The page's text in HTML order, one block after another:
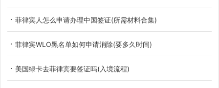
菲律宾人怎么申请办理中国签证(所需材料合集)
菲律宾WLO黑名单如何申请消除(要多久时间)
美国绿卡去菲律宾要签证吗(入境流程)